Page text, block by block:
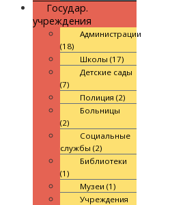
Государ.
учреждения
Администрации
(18)
Школы (17)
Детские сады
(7)
Полиция (2)
Больницы
(2)
Социальные
службы (2)
Библиотеки
(1)
Музеи (1)
Учреждения